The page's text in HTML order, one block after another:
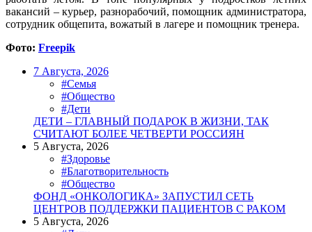
вакансий – курьер, разнорабочий, помощник администратора,
сотрудник общепита, вожатый в лагере и помощник тренера.
Фото: Freepik
7 Августа, 2026
#Семья
#Общество
#Дети
ДЕТИ – ГЛАВНЫЙ ПОДАРОК В ЖИЗНИ, ТАК
СЧИТАЮТ БОЛЕЕ ЧЕТВЕРТИ РОССИЯН
5 Августа, 2026
#Здоровье
#Благотворительность
#Общество
ФОНД «ОНКОЛОГИКА» ЗАПУСТИЛ СЕТЬ
ЦЕНТРОВ ПОДДЕРЖКИ ПАЦИЕНТОВ С РАКОМ
5 Августа, 2026